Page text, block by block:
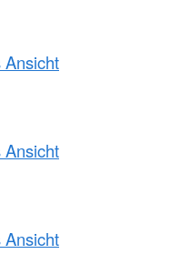
Ansicht
Ansicht
Ansicht